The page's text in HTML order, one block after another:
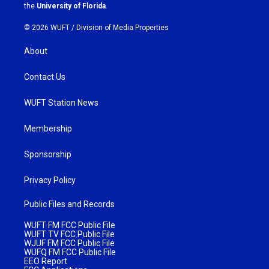
the University of Florida
© 2026 WUFT / Division of Media Properties
About
Contact Us
WUFT Station News
Membership
Sponsorship
Privacy Policy
Public Files and Records
WUFT FM FCC Public File
WUFT TV FCC Public File
WJUF FM FCC Public File
WUFQ FM FCC Public File
EEO Report